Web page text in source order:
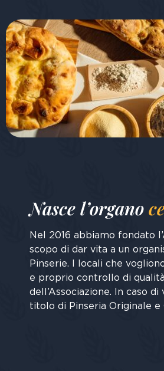
Nasce l’organo
Nel 2016 abbiamo fondato
scopo di dar vita a un
Pinserie. I locali che
e proprio controllo di
dell’Associazione. In caso
titolo di Pinseria Originale e